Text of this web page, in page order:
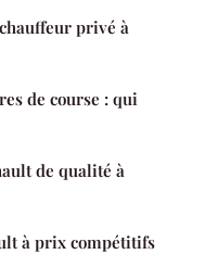
privé à
de course : qui
de qualité à
à prix compétitifs